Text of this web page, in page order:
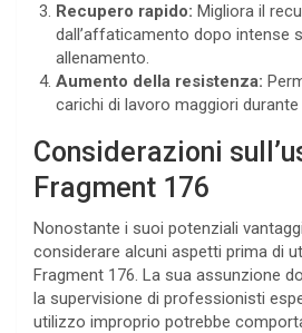
Recupero rapido: Migliora il
dall’affaticamento dopo intense
allenamento.
Aumento della resistenza:
carichi di lavoro maggiori durante
Considerazioni
Fragment 176
Nonostante i suoi potenziali
considerare alcuni aspetti prima di
Fragment 176. La sua assunzione
la supervisione di professionisti
utilizzo improprio potrebbe